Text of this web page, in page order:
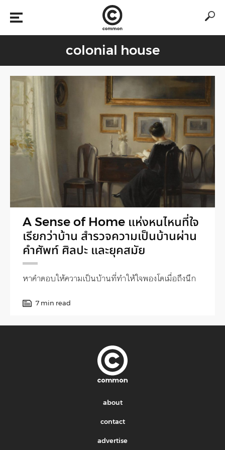
colonial house
A Sense of Home แห่งหนไหนที่ใจ
เรียกว่าบ้าน สำรวจความเป็นบ้านผ่าน
คำศัพท์ ศิลปะ และยุคสมัย
หาคำตอบให้ความเป็นบ้านที่ทำให้ใจพองโตเมื่อถึงนึก
7 min read
about
contact
advertise